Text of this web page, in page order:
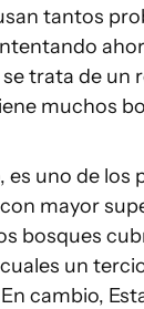
tantos
trata de un
muchos
es uno de los
mayor
bosques
un
cambio,